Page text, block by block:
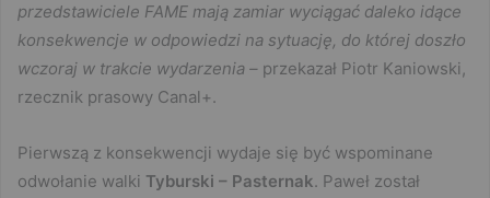
przedstawiciele FAME mają zamiar wyciągać daleko idące
konsekwencje w odpowiedzi na sytuację, do której doszło
wczoraj w trakcie wydarzenia – przekazał Piotr Kaniowski,
rzecznik prasowy Canal+.
Pierwszą z konsekwencji wydaje się być wspominane
odwołanie walki Tyburski – Pasternak. Paweł został